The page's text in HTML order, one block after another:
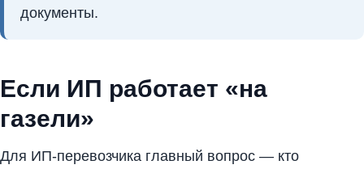
документы.
Если ИП работает «на
газели»
Для ИП-перевозчика главный вопрос — кто